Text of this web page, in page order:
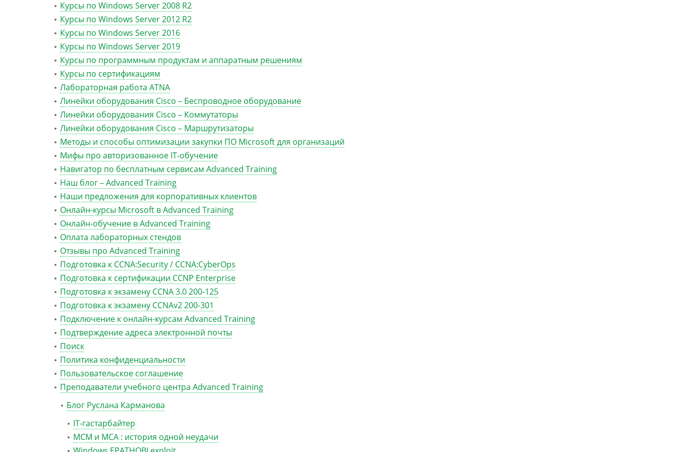
Курсы по Windows Server 2008 R2
Курсы по Windows Server 2012 R2
Курсы по Windows Server 2016
Курсы по Windows Server 2019
Курсы по программным продуктам и аппаратным решениям
Курсы по сертификациям
Лабораторная работа ATNA
Линейки оборудования Cisco – Беспроводное оборудование
Линейки оборудования Cisco – Коммутаторы
Линейки оборудования Cisco – Маршрутизаторы
Методы и способы оптимизации закупки ПО Microsoft для организаций
Мифы про авторизованное IT-обучение
Навигатор по бесплатным сервисам Advanced Training
Наш блог – Advanced Training
Наши предложения для корпоративных клиентов
Онлайн-курсы Microsoft в Advanced Training
Онлайн-обучение в Advanced Training
Оплата лабораторных стендов
Отзывы про Advanced Training
Подготовка к CCNA:Security / CCNA:CyberOps
Подготовка к сертификации CCNP Enterprise
Подготовка к экзамену CCNA 3.0 200-125
Подготовка к экзамену CCNAv2 200-301
Подключение к онлайн-курсам Advanced Training
Подтверждение адреса электронной почты
Поиск
Политика конфиденциальности
Пользовательское соглашение
Преподаватели учебного центра Advanced Training
Блог Руслана Карманова
IT-гастарбайтер
MCM и MCA : история одной неудачи